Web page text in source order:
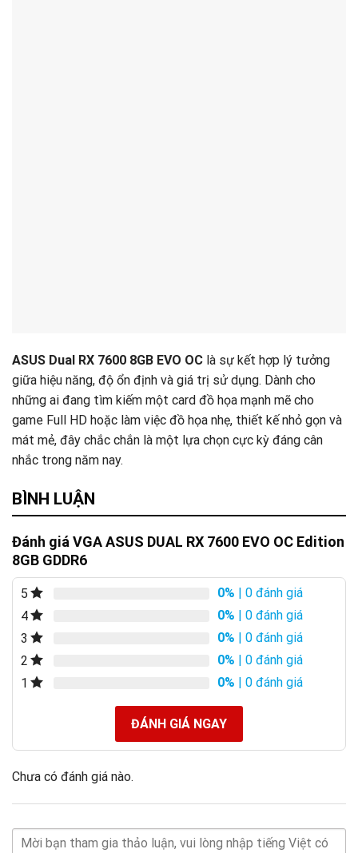
ASUS Dual RX 7600 8GB EVO OC là sự kết hợp lý tưởng
giữa hiệu năng, độ ổn định và giá trị sử dụng. Dành cho
những ai đang tìm kiếm một card đồ họa mạnh mẽ cho
game Full HD hoặc làm việc đồ họa nhẹ, thiết kế nhỏ gọn và
mát mẻ, đây chắc chắn là một lựa chọn cực kỳ đáng cân
nhắc trong năm nay.
BÌNH LUẬN
Đánh giá VGA ASUS DUAL RX 7600 EVO OC Edition
8GB GDDR6
5 0% | 0 đánh giá
4
0% | 0 đánh giá
3
0% | 0 đánh giá
2
0% | 0 đánh giá
1
0% | 0 đánh giá
ĐÁNH GIÁ NGAY
Chưa có đánh giá nào.